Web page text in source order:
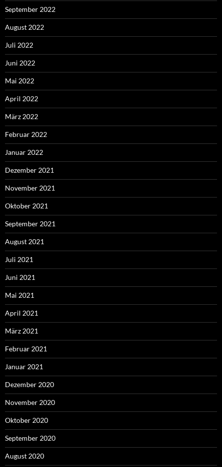
September 2022
August 2022
Juli 2022
Juni 2022
Mai 2022
April 2022
März 2022
Februar 2022
Januar 2022
Dezember 2021
November 2021
Oktober 2021
September 2021
August 2021
Juli 2021
Juni 2021
Mai 2021
April 2021
März 2021
Februar 2021
Januar 2021
Dezember 2020
November 2020
Oktober 2020
September 2020
August 2020